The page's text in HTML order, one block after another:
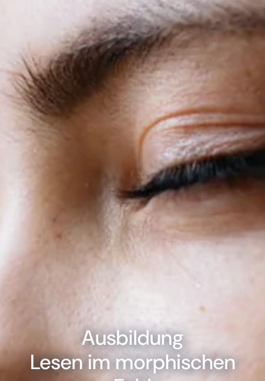
Ausbildung
Lesen im morphischen